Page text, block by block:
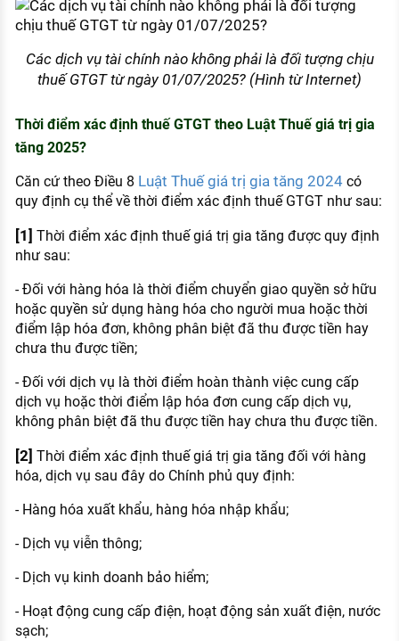
Các dịch vụ tài chính nào không phải là đối tượng chịu
thuế GTGT từ ngày 01/07/2025? (Hình từ Internet)
Thời điểm xác định thuế GTGT theo Luật Thuế giá trị gia
tăng 2025?
Căn cứ theo Điều 8 Luật Thuế giá trị gia tăng 2024có
quy định cụ thể về thời điểm xác định thuế GTGT như sau:
[1] Thời điểm xác định thuế giá trị gia tăng được quy định
như sau:
- Đối với hàng hóa là thời điểm chuyển giao quyền sở hữu
hoặc quyền sử dụng hàng hóa cho người mua hoặc thời
điểm lập hóa đơn, không phân biệt đã thu được tiền hay
chưa thu được tiền;
- Đối với dịch vụ là thời điểm hoàn thành việc cung cấp
dịch vụ hoặc thời điểm lập hóa đơn cung cấp dịch vụ,
không phân biệt đã thu được tiền hay chưa thu được tiền.
[2] Thời điểm xác định thuế giá trị gia tăng đối với hàng
hóa, dịch vụ sau đây do Chính phủ quy định:
- Hàng hóa xuất khẩu, hàng hóa nhập khẩu;
- Dịch vụ viễn thông;
- Dịch vụ kinh doanh bảo hiểm;
- Hoạt động cung cấp điện, hoạt động sản xuất điện, nước
sạch;